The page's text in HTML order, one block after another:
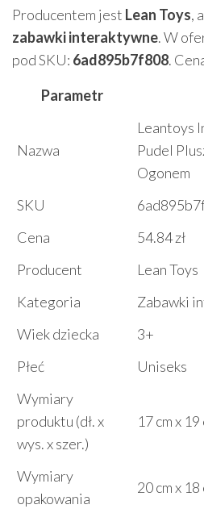
Producentem jest Lean Toys,
zabawki interaktywne. W
pod SKU: 6ad895b7f808.
Parametr
Nazwa
Leantoys
Pudel
Ogonem
SKU
Cena
54.84 zł
Producent
Lean Toys
Kategoria
Zabawki
Wiek dziecka
3+
Płeć
Uniseks
Wymiary
produktu (dł. x
wys. x szer.)
17 cm x 19
Wymiary
opakowania
20 cm x 18